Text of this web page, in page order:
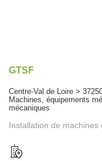
GTSF
Centre-Val de Loire >
Machines, équipements
mécaniques
Installation de